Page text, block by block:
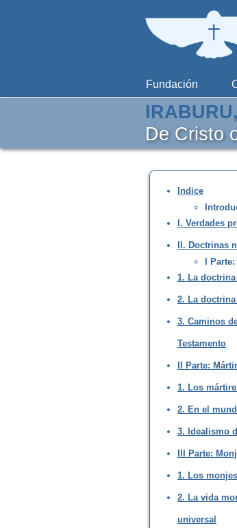
Fundación
De Cristo
Indice
I. Verdades
II. Doctrinas
I
1. La
2. La
3. Caminos
Testamento
II Parte:
1. Los
2. En el
3. Idealismo
III Parte:
1. Los
2. La vida
universal